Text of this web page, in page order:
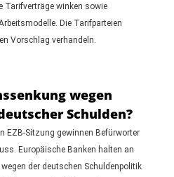
Tarifverträge winken sowie
Die Tarifparteien
Vorschlag verhandeln.
wegen
Schulden?
EZB-Sitzung gewinnen Befürworter
Europäische Banken halten an
der deutschen Schuldenpolitik